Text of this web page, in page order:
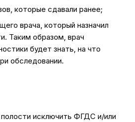
которые сдавали ранее;
врача, который назначил
Таким образом, врач
будет знать, на что
обследовании.
исключить ФГДС и/или